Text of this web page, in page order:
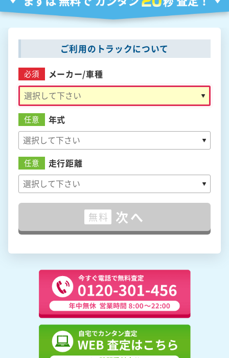
ご利用のトラックについて
必須 メーカー/車種
任意 年式
任意 走行距離
無料 次へ